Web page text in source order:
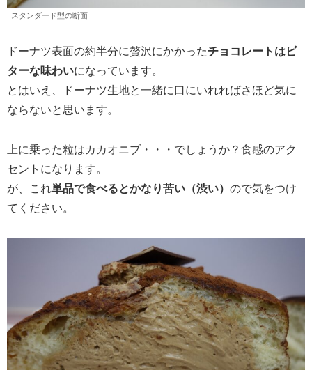
スタンダード型の断面
ドーナツ表面の約半分に贅沢にかかったチョコレートはビ
ターな味わいになっています。
とはいえ、ドーナツ生地と一緒に口にいれればさほど気に
ならないと思います。
上に乗った粒はカカオニブ・・・でしょうか？食感のアク
セントになります。
が、これ単品で食べるとかなり苦い（渋い） ので気をつけ
てください。